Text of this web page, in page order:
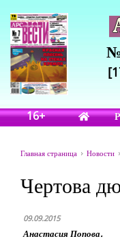
16+
Главная страница Новости
Чертова
09.09.2015
Анастасия Попова.